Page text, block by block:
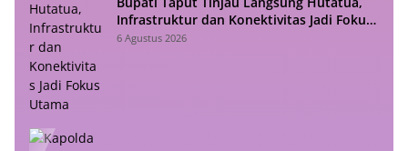
Infrastruktur dan Konektivitas Jadi Fokus
Utama
6 Agustus 2026